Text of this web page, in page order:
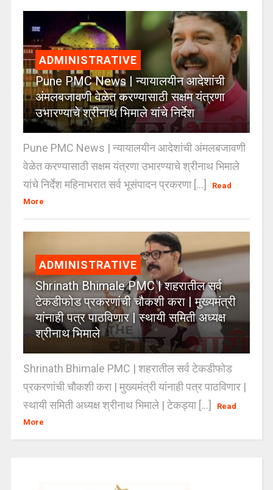
ADMINISTRATIVE
Pune PMC News | न्यायालयीन आदेशांची
अंमलबजावणी वेळेत करण्यासाठी सक्षम यंत्रणा
उभारण्याचे श्रीनाथ भिमाले यांचे निर्देश
Pune PMC News | न्यायालयीन आदेशांची अंमलबजावणी
वेळेत करण्यासाठी सक्षम यंत्रणा उभारण्याचे श्रीनाथ भिमाले
यांचे निर्देश महिनाभरात सर्व भूसंपादन प्रकरणा [...]
Read
More
ADMINISTRATIVE
Shrinath Bhimale PMC | शहरातील सर्व
टेकडीफोड प्रकरणांची चौकशी करा | मुख्यमंत्री
यांनाही पत्र पाठविणार | स्थायी समिती अध्यक्ष
श्रीनाथ भिमाले
Shrinath Bhimale PMC | शहरातील सर्व टेकडीफोड
प्रकरणांची चौकशी करा | मुख्यमंत्री यांनाही पत्र पाठविणार |
स्थायी समिती अध्यक्ष श्रीनाथ भिमाले | टेकड्या [...]
Read
More